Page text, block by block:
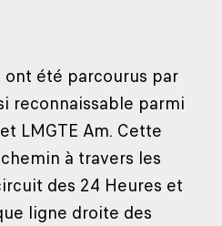
été parcourus par
reconnaissable parmi
LMGTE Am. Cette
à travers les
des 24 Heures et
ligne droite des